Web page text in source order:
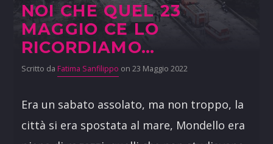
NOI CHE QUEL 23
MAGGIO CE LO
RICORDIAMO…
Scritto da Fatima Sanfilippo on 23 Maggio 2022
Era un sabato assolato, ma non troppo, la
città si era spostata al mare, Mondello era